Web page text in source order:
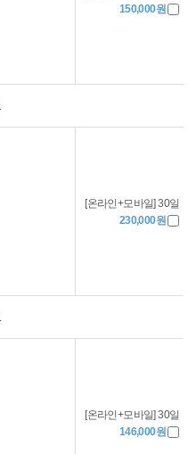
150,000원
[온라인+모바일] 30일
230,000원
[온라인+모바일] 30일
146,000원